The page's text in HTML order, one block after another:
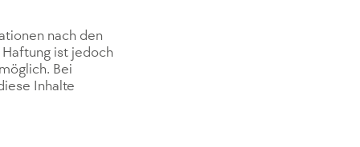
nach den
ist jedoch
Bei
Inhalte